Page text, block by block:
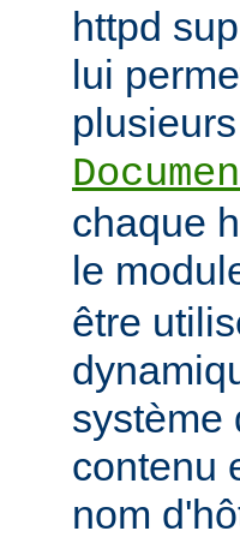
httpd
lui
chaque
le
être
système
contenu
nom